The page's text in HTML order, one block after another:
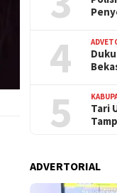
4
5
Tari
ADVERTORIAL